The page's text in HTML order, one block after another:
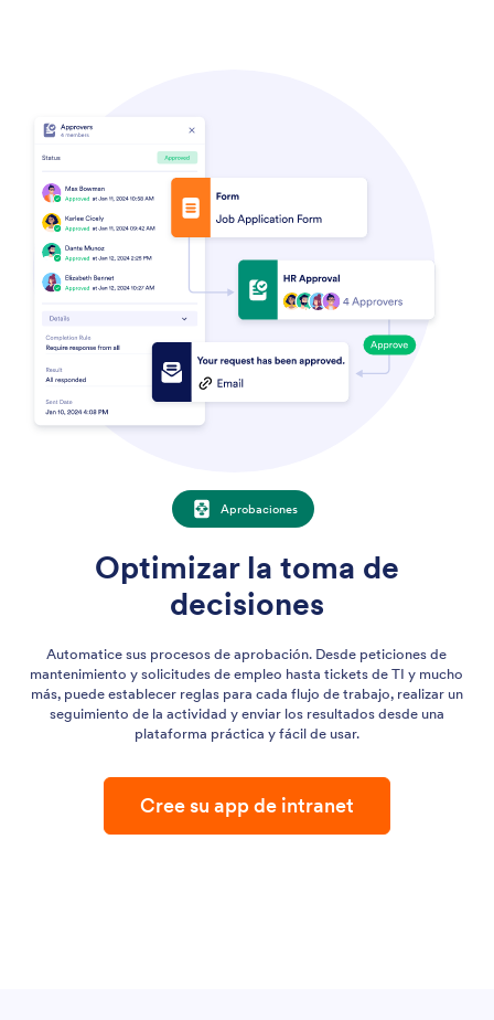
Aprobaciones
Optimizar la toma de
decisiones
Automatice sus procesos de aprobación. Desde peticiones de
mantenimiento y solicitudes de empleo hasta tickets de TI y mucho
más, puede establecer reglas para cada flujo de trabajo, realizar un
seguimiento de la actividad y enviar los resultados desde una
plataforma práctica y fácil de usar.
Cree su app de intranet